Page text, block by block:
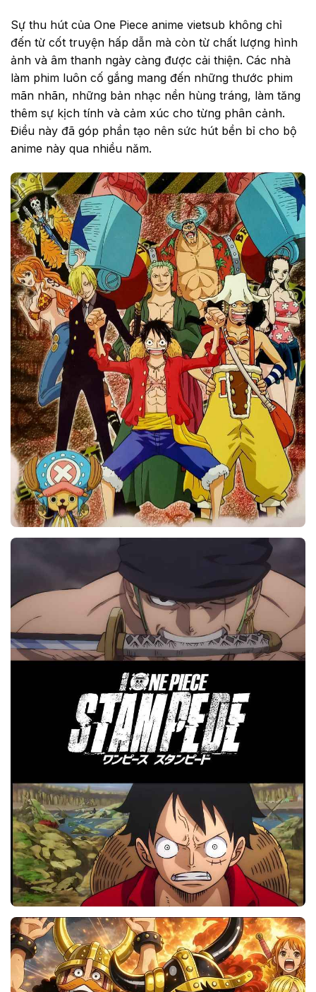
Sự thu hút của One Piece anime vietsub không chỉ
đến từ cốt truyện hấp dẫn mà còn từ chất lượng hình
ảnh và âm thanh ngày càng được cải thiện. Các nhà
làm phim luôn cố gắng mang đến những thước phim
mãn nhãn, những bản nhạc nền hùng tráng, làm tăng
thêm sự kịch tính và cảm xúc cho từng phân cảnh.
Điều này đã góp phần tạo nên sức hút bền bỉ cho bộ
anime này qua nhiều năm.